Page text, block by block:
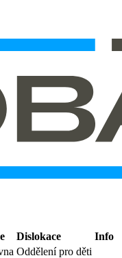
Dislokace
Info
Oddělení pro děti